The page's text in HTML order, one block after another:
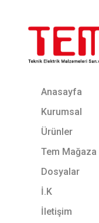
Anasayfa
Kurumsal
Ürünler
Tem Mağaza
Dosyalar
İ.K
İletişim